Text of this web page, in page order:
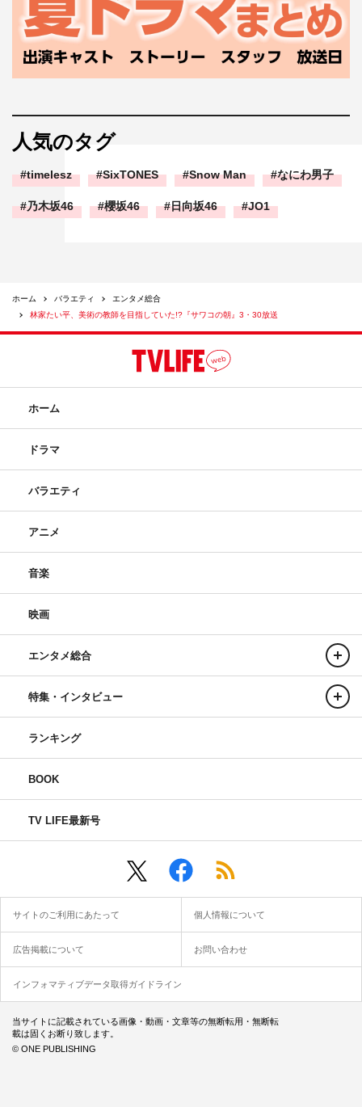
人気のタグ
timelesz SixTONES Snow Man なにわ男子
乃木坂46 櫻坂46 日向坂46 JO1
ホーム バラエティ
エンタメ総合
林家たい平、美術の教師を目指していた!?『サワコの朝』3・30放送
ホーム
ドラマ
バラエティ
アニメ
音楽
映画
エンタメ総合
特集・インタビュー
ランキング
BOOK
TV LIFE最新号
サイトのご利用にあたって 個人情報について
広告掲載について お問い合わせ
インフォマティブデータ取得ガイドライン
当サイトに記載されている画像・動画・文章等の無断転用・無断転
載は固くお断り致します。
© ONE PUBLISHING